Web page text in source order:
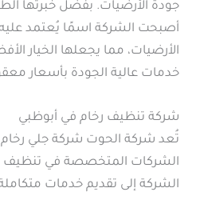
جودة الأرضيات. بفضل خبرتها
أصبحت الشركة اسمًا يُعتمد
الأرضيات، مما يجعلها الخيار
خدمات عالية الجودة بأسعار
شركة تنظيف رخام في أبوظبي
تُعد شركة الحوت شركة جلي رخام
الشركات المتخصصة في تنظيف
الشركة إلى تقديم خدمات